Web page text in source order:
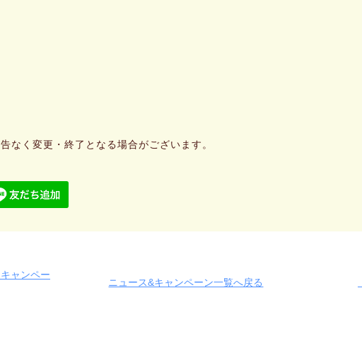
なく変更・終了となる場合がございます。
ャンペー
ニュース&キャンペーン一覧へ戻る